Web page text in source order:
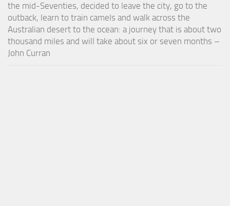
the mid-Seventies, decided to leave the city, go to the
outback, learn to train camels and walk across the
Australian desert to the ocean: a journey that is about two
thousand miles and will take about six or seven months –
John Curran